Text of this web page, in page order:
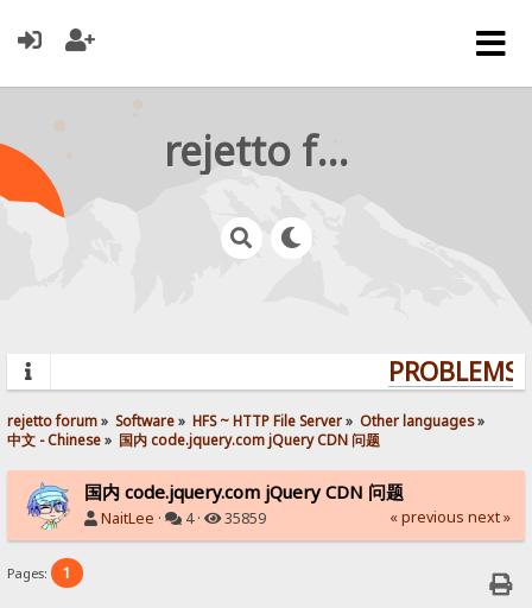
rejetto forum
rejetto forum» Software» HFS ~ HTTP File Server» Other languages»
中文 - Chinese» 国内 code.jquery.com jQuery CDN 问题
国内 code.jquery.com jQuery CDN 问题
NaitLee · 4 · 35859 « previous next »
Pages: 1